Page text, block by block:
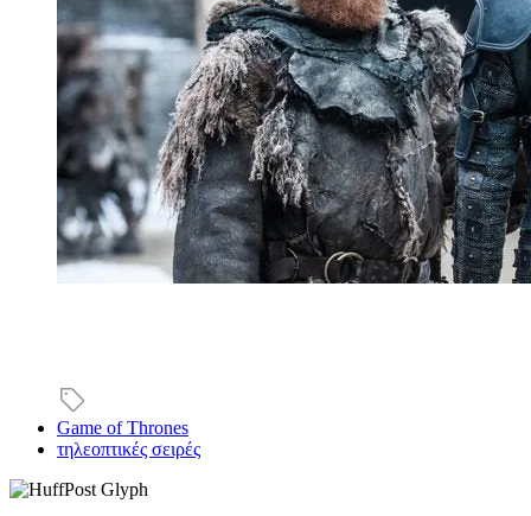
Game of Thrones
τηλεοπτικές σειρές